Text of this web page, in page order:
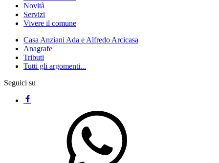
Novità
Servizi
Vivere il comune
Casa Anziani Ada e Alfredo Arcicasa
Anagrafe
Tributi
Tutti gli argomenti...
Seguici su